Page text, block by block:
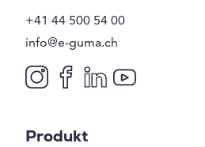
+41 44 500 54 00
info@e-guma.ch
Produkt